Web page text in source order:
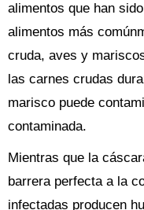
alimentos que han
alimentos más
cruda, aves y
las carnes crudas
marisco puede
contaminada.
Mientras que la
barrera perfecta a la
infectadas producen